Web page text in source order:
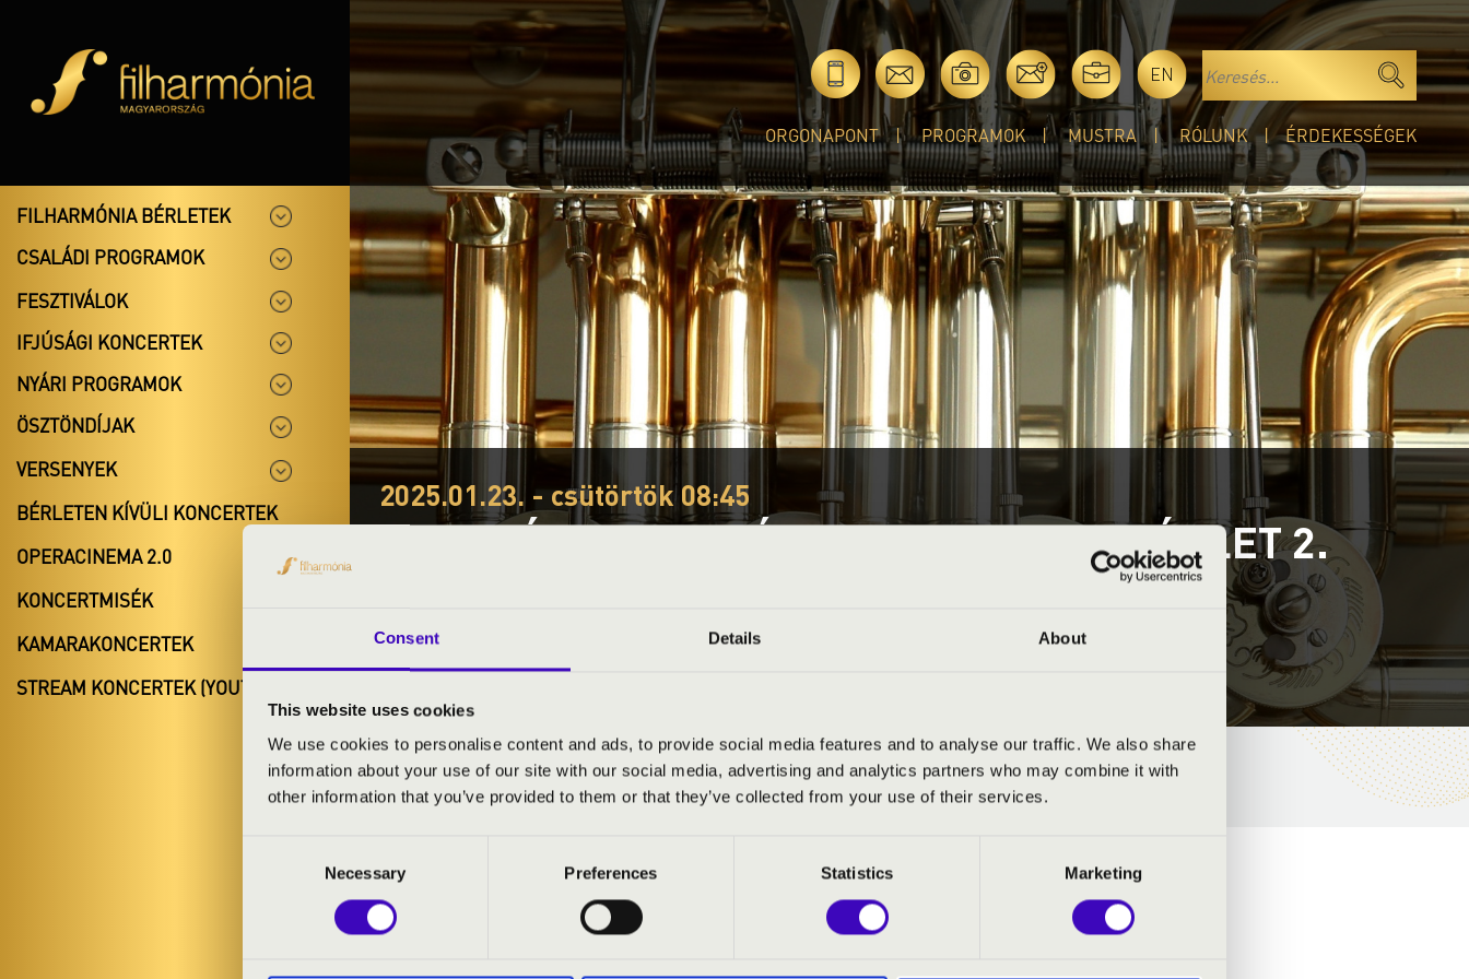
Consent Details About
This website uses cookies
We use cookies to personalise content and ads, to provide social media features and to analyse our traffic. We also share
information about your use of our site with our social media, advertising and analytics partners who may combine it with
other information that you’ve provided to them or that they’ve collected from your use of their services.
Necessary Preferences Statistics Marketing
EN
ORGONAPONT PROGRAMOK MUSTRA RÓLUNK ÉRDEKESSÉGEK
FILHARMÓNIA BÉRLETEK
CSALÁDI PROGRAMOK
FESZTIVÁLOK
IFJÚSÁGI KONCERTEK
NYÁRI PROGRAMOK
ÖSZTÖNDÍJAK
VERSENYEK
BÉRLETEN KÍVÜLI KONCERTEK
OPERACINEMA 2.0
KONCERTMISÉK
KAMARAKONCERTEK
STREAM KONCERTEK (YOUTUBE)
2025.01.23. - csütörtök 08:45
#ZENEÓRA - VAS VÁRMEGYE - A-B-C. BÉRLET 2.
ELŐADÁS - EWALD RÉZFÚVÓS EGYÜTTES
Szentgotthárd
Vas vármegye
BÉRLET- ÉS JEGYÁRAK
ELŐADÓK: